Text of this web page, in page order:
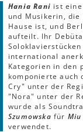
Hania Rani ist
und Musikerin, die
Hause ist, und
aufteilt. Ihr
international
Kategorien in den
komponierte auch
Cry" unter der
"Nora" unter der
wurde als
Szumowska für
verwendet.